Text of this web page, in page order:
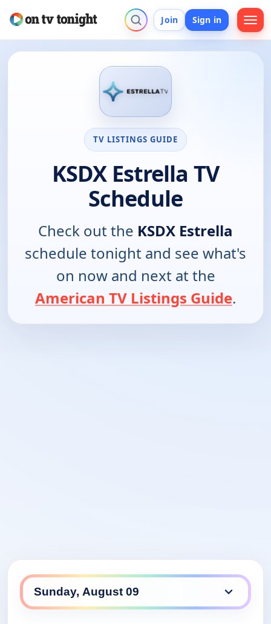
Join Sign in
TV LISTINGS GUIDE
KSDX Estrella TV
Schedule
Check out the KSDX Estrella
schedule tonight and see what's
on now and next at the
American TV Listings Guide.